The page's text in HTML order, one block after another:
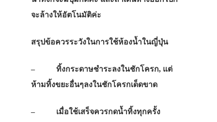
จะล้างให้อัตโนมัติค่ะ
สรุปข้อควรระวังในการใช้ห้องน้ำในญี่ปุ่น
– ทิ้งกระดาษชำระลงในชักโครก, แต่
ห้ามทิ้งขยะอื่นๆลงในชักโครกเด็ดขาด
– เมื่อใช้เสร็จควรกดน้ำทิ้งทุกครั้ง